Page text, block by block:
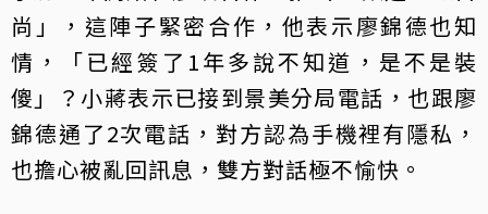
尚」，這陣子緊密合作，他表示廖錦德也知
情，「已經簽了1年多說不知道，是不是裝
傻」？小蔣表示已接到景美分局電話，也跟廖
錦德通了2次電話，對方認為手機裡有隱私，
也擔心被亂回訊息，雙方對話極不愉快。